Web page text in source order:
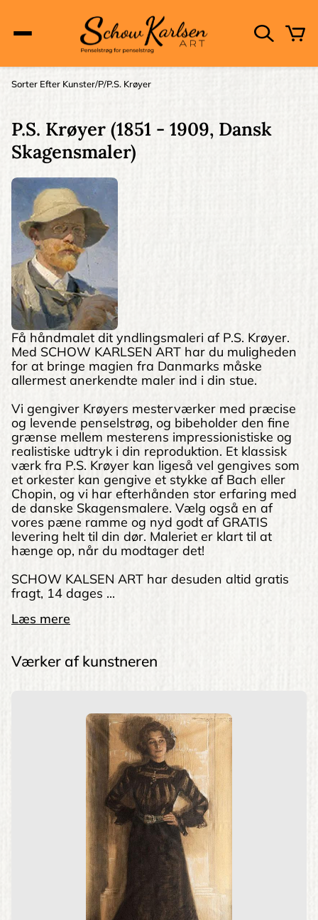
navigation
Brødkrumme
Sorter Efter Kunster P P.S. Krøyer
P.S. Krøyer (1851 - 1909, Dansk
Skagensmaler)
Få håndmalet dit yndlingsmaleri af P.S. Krøyer.
Med SCHOW KARLSEN ART har du muligheden
for at bringe magien fra Danmarks måske
allermest anerkendte maler ind i din stue.
Vi gengiver Krøyers mesterværker med præcise
og levende penselstrøg, og bibeholder den fine
grænse mellem mesterens impressionistiske og
realistiske udtryk i din reproduktion. Et klassisk
værk fra P.S. Krøyer kan ligeså vel gengives som
et orkester kan gengive et stykke af Bach eller
Chopin, og vi har efterhånden stor erfaring med
de danske Skagensmalere. Vælg også en af
vores pæne ramme og nyd godt af GRATIS
levering helt til din dør. Maleriet er klart til at
hænge op, når du modtager det!
SCHOW KALSEN ART har desuden altid gratis
fragt, 14 dages ...
Læs mere
Værker af kunstneren